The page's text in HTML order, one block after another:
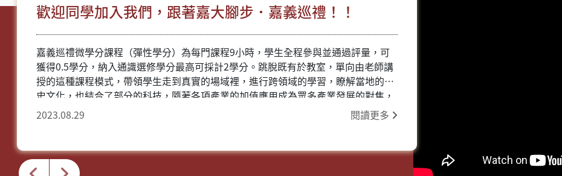
歡迎同學加入我們，跟著嘉大腳步．嘉義巡禮！！
嘉義巡禮微學分課程（彈性學分）為每門課程9小時，學生全程參與並通過評量，可
獲得0.5學分，納入通識選修學分最高可採計2學分。跳脫既有於教室，單向由老師講
授的這種課程模式，帶領學生走到真實的場域裡，進行跨領域的學習，瞭解當地的歷
史文化，也結合了部分的科技，隨著各項產業的加值應用成為眾多產業發展的對焦，
跨領域視野的開拓與人才培養是人力資本養成的趨勢。 創新多元的課程我們都規劃好
義巡禮
2023.08.29 閱讀更多